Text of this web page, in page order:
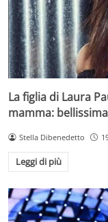
La figlia di Laura
mamma: bellissima
Stella Dibenedetto
Leggi di più